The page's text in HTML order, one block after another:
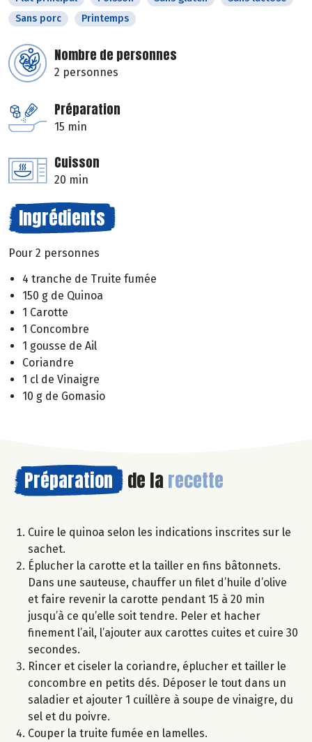
Sans porc
Printemps
Nombre de personnes
2 personnes
Préparation
15 min
Cuisson
20 min
Ingrédients
Pour 2 personnes
4 tranche de Truite fumée
150 g de Quinoa
1 Carotte
1 Concombre
1 gousse de Ail
Coriandre
1 cl de Vinaigre
10 g de Gomasio
Préparation de la recette
Cuire le quinoa selon les indications inscrites sur le
sachet.
Éplucher la carotte et la tailler en fins bâtonnets.
Dans une sauteuse, chauffer un filet d’huile d’olive
et faire revenir la carotte pendant 15 à 20 min
jusqu’à ce qu’elle soit tendre. Peler et hacher
finement l’ail, l’ajouter aux carottes cuites et cuire 30
secondes.
Rincer et ciseler la coriandre, éplucher et tailler le
concombre en petits dés. Déposer le tout dans un
saladier et ajouter 1 cuillère à soupe de vinaigre, du
sel et du poivre.
Couper la truite fumée en lamelles.